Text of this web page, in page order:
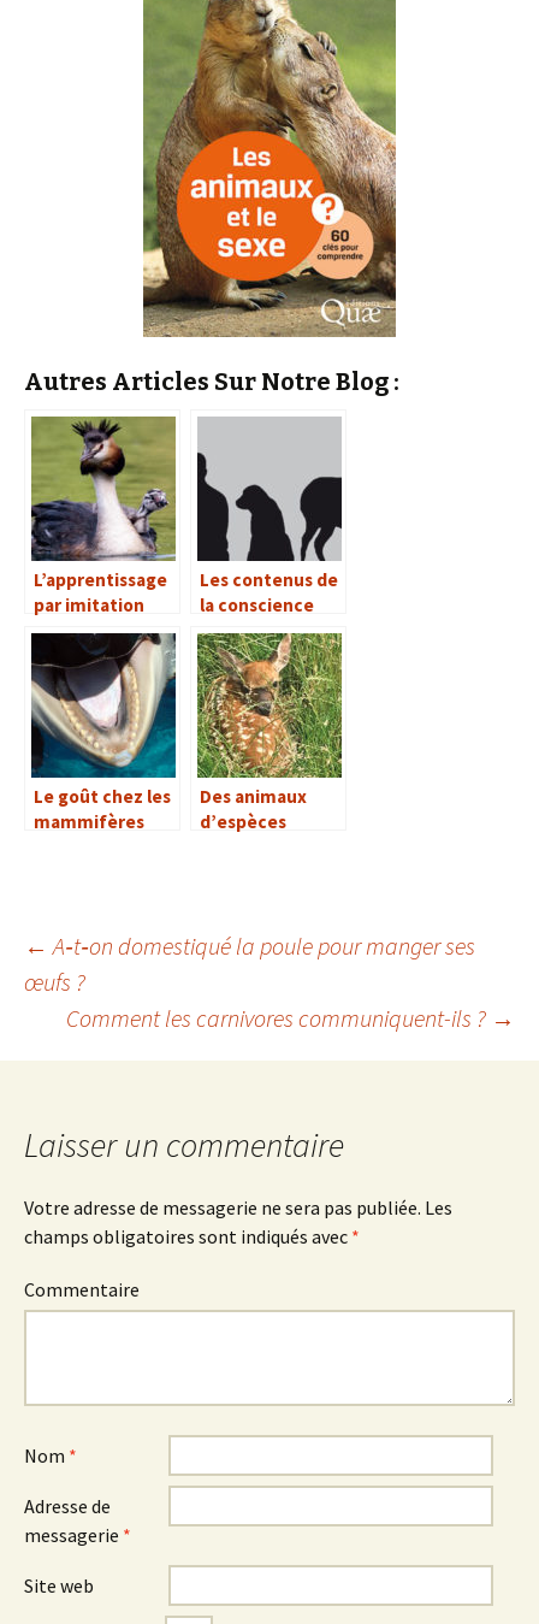
Autres Articles Sur Notre Blog :
L’apprentissage
par imitation
chez les animaux
Les contenus de
la conscience
chez les animaux
Le goût chez les
mammifères
Des animaux
d’espèces
Navigation
des
articles
← A‑t‑on domestiqué la poule pour manger ses
œufs ?
Comment les carnivores communiquent-ils ? →
Laisser un commentaire
Votre adresse de messagerie ne sera pas publiée. Les
champs obligatoires sont indiqués avec *
Commentaire
Nom *
Adresse de
messagerie *
Site web